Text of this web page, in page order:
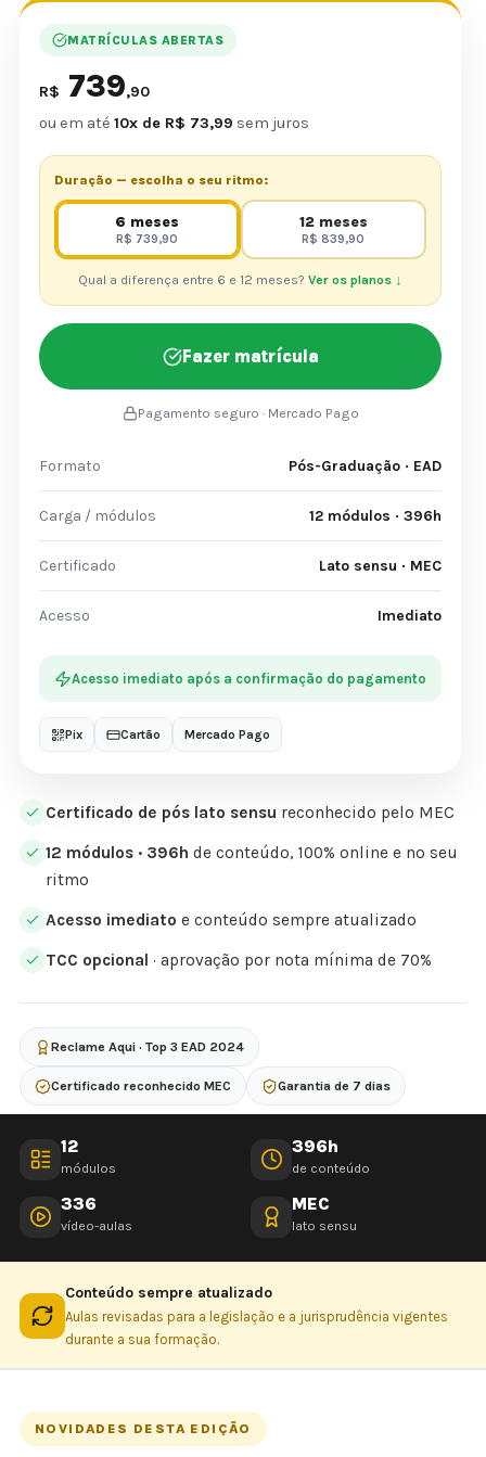
Certificado de pós lato sensu reconhecido pelo MEC
12 módulos · 396h de conteúdo, 100% online e no seu
ritmo
Acesso imediato e conteúdo sempre atualizado
TCC opcional · aprovação por nota mínima de 70%
Reclame Aqui · Top 3 EAD 2024
Certificado reconhecido MEC Garantia de 7 dias
MATRÍCULAS ABERTAS
R$ 739,90
ou em até 10x de R$ 73,99 sem juros
Duração — escolha o seu ritmo:
6 meses
R$ 739,90
12 meses
R$ 839,90
Qual a diferença entre 6 e 12 meses? Ver os planos ↓
Fazer matrícula
Pagamento seguro · Mercado Pago
Formato Pós-Graduação · EAD
Carga / módulos 12 módulos · 396h
Certificado Lato sensu · MEC
Acesso Imediato
Acesso imediato após a confirmação do pagamento
Pix Cartão Mercado Pago
12
módulos
396h
de conteúdo
336
vídeo-aulas
MEC
lato sensu
Conteúdo sempre atualizado
Aulas revisadas para a legislação e a jurisprudência vigentes
durante a sua formação.
NOVIDADES DESTA EDIÇÃO